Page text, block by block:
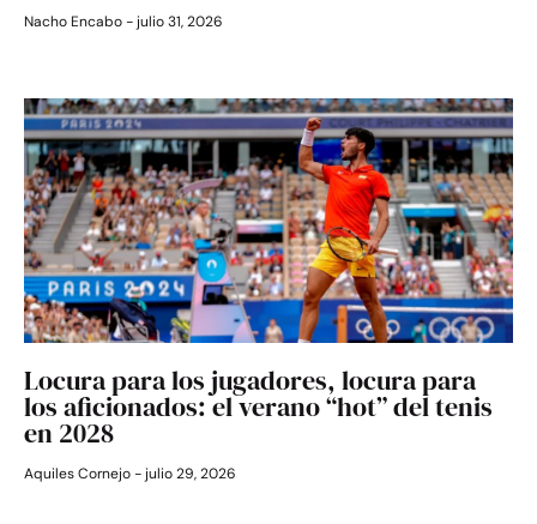
Nacho Encabo julio 31, 2026
Locura para los jugadores, locura para
los aficionados: el verano “hot” del tenis
en 2028
Aquiles Cornejo julio 29, 2026